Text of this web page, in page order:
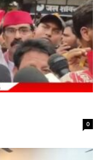
0